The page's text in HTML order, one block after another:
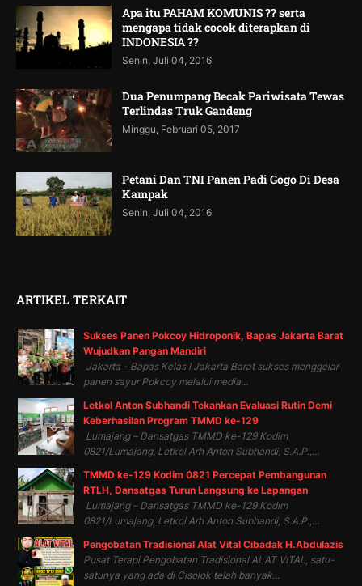
Apa itu PAHAM KOMUNIS ?? serta
mengapa tidak cocok diterapkan di
INDONESIA ??
Senin, Juli 04, 2016
Dua Penumpang Becak Pariwisata Tewas
Terlindas Truk Gandeng
Minggu, Februari 05, 2017
Petani Dan TNI Panen Padi Gogo Di Desa
Kampak
Senin, Juli 04, 2016
ARTIKEL TERKAIT
Sukses Panen Pokcoy Hidroponik, Bapas Jakarta Barat
Wujudkan Pangan Mandiri
Jakarta - Bapas Kelas I Jakarta Barat sukses menggelar
panen sayur Pokcoy melalui media...
Letkol Anton Subhandi Tekankan Evaluasi Rutin Demi
Keberhasilan Program TMMD ke-129
Lumajang – Dansatgas TMMD ke-129 Kodim
0821/Lumajang, Letkol Arh Anton Subhandi, S.A.P.,...
TMMD ke-129 Kodim 0821 Percepat Pembangunan
RTLH, Dansatgas Turun Langsung ke Lapangan
Lumajang – Dansatgas TMMD ke-129 Kodim
0821/Lumajang, Letkol Arh Anton Subhandi, S.A.P.,...
Pengobatan Tradisional Alat Vital Cibadak H.Abdulazis
Pusat Terapi Pengobatan Tradisional ALAT VITAL, satu-
satunya yang ada di Cisolok telah banyak...